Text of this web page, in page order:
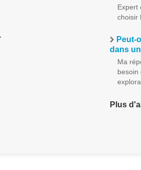
Expert
choisir
Peut-
dans
Ma
besoin
Plus